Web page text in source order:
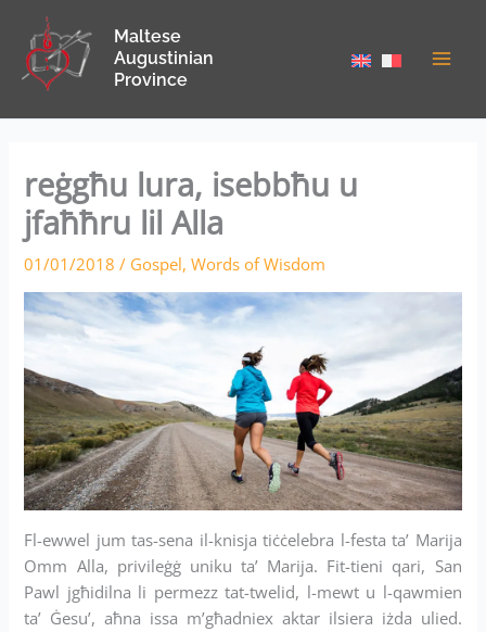
content
Maltese
Augustinian
Province
reġgħu lura, isebbħu u
jfaħħru lil Alla
01/01/2018/ Gospel,Words of Wisdom
Fl-ewwel jum tas-sena il-knisja tiċċelebra l-festa ta’ Marija
Omm Alla, privileġġ uniku ta’ Marija. Fit-tieni qari, San
Pawl jgħidilna li permezz tat-twelid, l-mewt u l-qawmien
ta’ Ġesu’, aħna issa m’għadniex aktar ilsiera iżda ulied.